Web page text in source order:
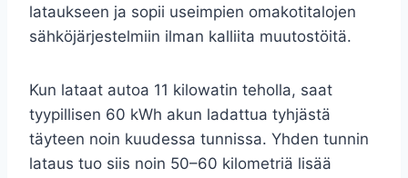
lataukseen ja sopii useimpien omakotitalojen
sähköjärjestelmiin ilman kalliita muutostöitä.
Kun lataat autoa 11 kilowatin teholla, saat
tyypillisen 60 kWh akun ladattua tyhjästä
täyteen noin kuudessa tunnissa. Yhden tunnin
lataus tuo siis noin 50–60 kilometriä lisää